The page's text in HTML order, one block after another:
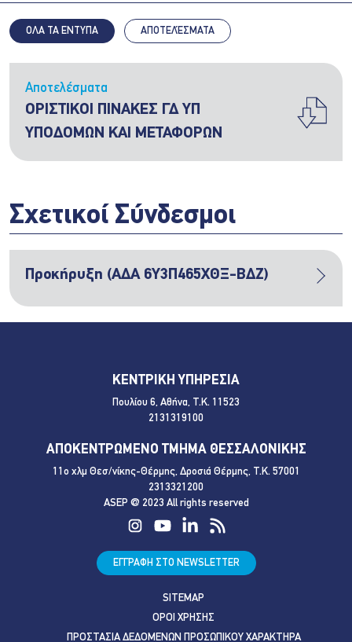
ΟΛΑ ΤΑ ΕΝΤΥΠΑ ΑΠΟΤΕΛΈΣΜΑΤΑ
Αποτελέσματα
ΟΡΙΣΤΙΚΟΙ ΠΙΝΑΚΕΣ ΓΔ ΥΠ
ΥΠΟΔΟΜΩΝ ΚΑΙ ΜΕΤΑΦΟΡΩΝ
Σχετικοί Σύνδεσμοι
Προκήρυξη (ΑΔΑ 6Υ3Π465ΧΘΞ-ΒΔΖ)
ΚΕΝΤΡΙΚΗ ΥΠΗΡΕΣΙΑ
Πουλίου 6, Αθήνα, Τ.Κ. 11523
2131319100
ΑΠΟΚΕΝΤΡΩΜΕΝΟ ΤΜΗΜΑ ΘΕΣΣΑΛΟΝΙΚΗΣ
11ο χλμ Θεσ/νίκης-Θέρμης, Δροσιά Θέρμης, Τ.Κ. 57001
2313321200
ASEP @ 2023 All rights reserved
ΕΓΓΡΑΦΗ ΣΤΟ NEWSLETTER
SITEMAP
ΟΡΟΙ ΧΡΗΣΗΣ
ΠΡΟΣΤΑΣΙΑ ΔΕΔΟΜΕΝΩΝ ΠΡΟΣΩΠΙΚΟΥ ΧΑΡΑΚΤΗΡΑ